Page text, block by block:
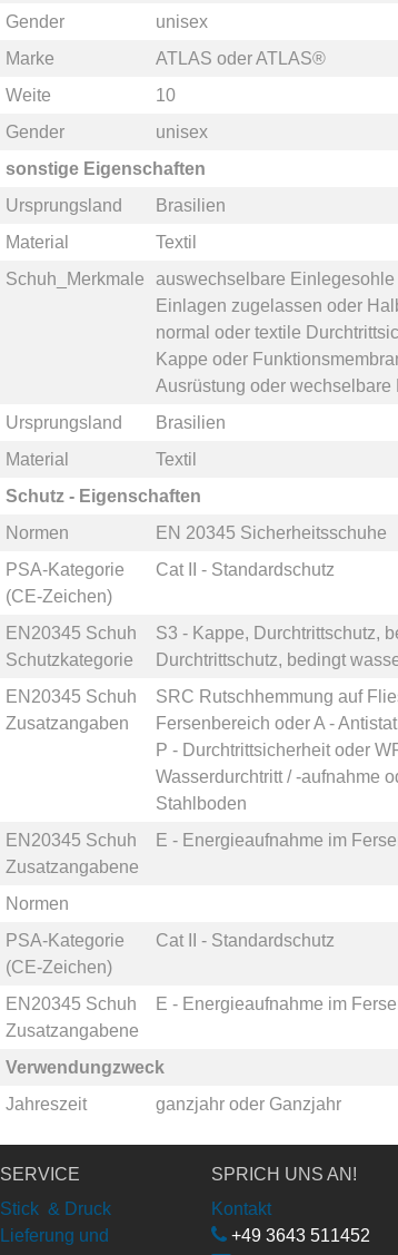
Gender
unisex
Marke
ATLAS oderATLAS®
Weite
10
Gender
unisex
sonstige Eigenschaften
Ursprungsland
Brasilien
Material
Textil
Schuh_Merkmale
auswechselbare Einlegesohle
Einlagen zugelassen oder
normal oder textile
Kappe oder
Ausrüstung oder wechselbare
Ursprungsland
Brasilien
Material
Textil
Schutz - Eigenschaften
Normen
EN 20345 Sicherheitsschuhe
PSA-Kategorie
(CE-Zeichen)
Cat II - Standardschutz
EN20345 Schuh
Schutzkategorie
S3 - Kappe, Durchtrittschutz,
Durchtrittschutz, bedingt
EN20345 Schuh
Zusatzangaben
SRC Rutschhemmung auf
Fersenbereich oderA -
P - Durchtrittsicherheitoder
Wasserdurchtritt / -aufnahme
Stahlboden
EN20345 Schuh
Zusatzangabene
E - Energieaufnahme im
Normen
PSA-Kategorie
(CE-Zeichen)
Cat II - Standardschutz
EN20345 Schuh
Zusatzangabene
E - Energieaufnahme im
Verwendungzweck
Jahreszeit
ganzjahroder Ganzjahr
SERVICE
Stick & Druck
Lieferung und
SPRICH UNS AN!
Kontakt
+49 3643 511452